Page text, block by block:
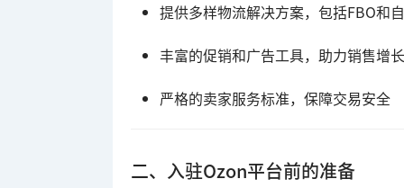
提供多样物流解决方案，包括FBO和
丰富的促销和广告工具，助力销售增长
严格的卖家服务标准，保障交易安全
二、入驻Ozon平台前的准备